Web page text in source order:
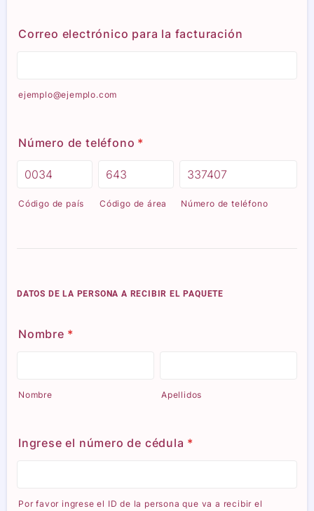
Correo electrónico para la facturación
ejemplo@ejemplo.com
Número de teléfono *
Código de país Código de área Número de teléfono
DATOS DE LA PERSONA A RECIBIR EL PAQUETE
Nombre *
Nombre Apellidos
Ingrese el número de cédula *
Por favor ingrese el ID de la persona que va a recibir el